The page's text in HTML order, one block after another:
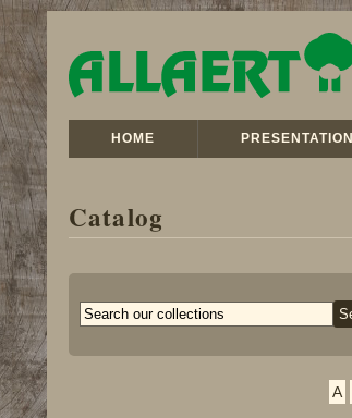
HOME PRESENTATION
Catalog
A